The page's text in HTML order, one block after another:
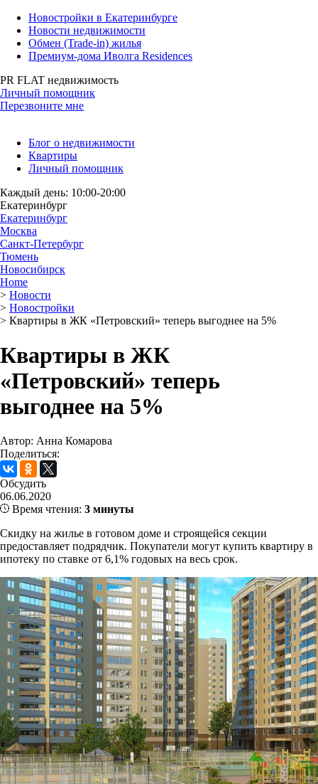
Новостройки в Екатеринбурге
Новости недвижимости
Обмен (Trade-in) жилья
Премиум-дома Иволга Residences
PR FLAT недвижимость
Личный помощник
Перезвоните мне
Блог о недвижимости
Квартиры
Личный помощник
Каждый день: 10:00-20:00
Екатеринбург
Екатеринбург
Москва
Санкт-Петербург
Тюмень
Новосибирск
Home
> Новости
> Новостройки
> Квартиры в ЖК «Петровский» теперь выгоднее на 5%
Квартиры в ЖК
«Петровский» теперь
выгоднее на 5%
Автор: Анна Комарова
Поделиться:
Обсудить
06.06.2020
Время чтения: 3 минуты
Скидку на жилье в готовом доме и строящейся секции
предоставляет подрядчик. Покупатели могут купить квартиру в
ипотеку по ставке от 6,1% годовых на весь срок.